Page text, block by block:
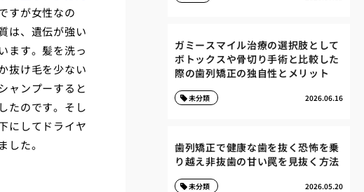
すが女性なの
は、遺伝が強い
ます。髪を洗っ
抜け毛を少ない
ャンプーすると
たのです。そし
にしてドライヤ
した。
ガミースマイル治療の選択肢として
ボトックスや骨切り手術と比較した
際の歯列矯正の独自性とメリット
2026.06.16
未分類
歯列矯正で健康な歯を抜く恐怖を乗
り越え非抜歯の甘い罠を見抜く方法
2026.05.20
未分類